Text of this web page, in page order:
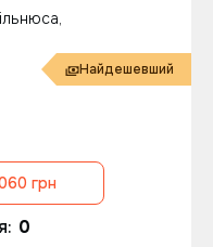
Найдешевший
грн
0